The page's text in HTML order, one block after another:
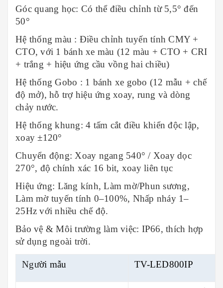
Góc quang học: Có thể điều chỉnh từ 5,5° đến
50°
Hệ thống màu : Điều chỉnh tuyến tính CMY +
CTO, với 1 bánh xe màu (12 màu + CTO + CRI
+ trắng + hiệu ứng cầu vồng hai chiều)
Hệ thống Gobo : 1 bánh xe gobo (12 mẫu + chế
độ mở), hỗ trợ hiệu ứng xoay, rung và dòng
chảy nước.
Hệ thống khung: 4 tấm cắt điều khiển độc lập,
xoay ±120°
Chuyển động: Xoay ngang 540° / Xoay dọc
270°, độ chính xác 16 bit, xoay liên tục
Hiệu ứng: Lăng kính, Làm mờ/Phun sương,
Làm mờ tuyến tính 0–100%, Nhấp nháy 1–
25Hz với nhiều chế độ.
Bảo vệ & Môi trường làm việc: IP66, thích hợp
sử dụng ngoài trời.
Người mẫu TV-LED800IP